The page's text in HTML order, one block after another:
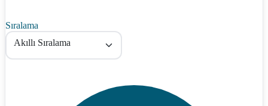
Sıralama
Akıllı Sıralama